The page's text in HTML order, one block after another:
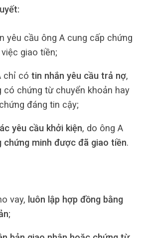
yêu cầu ông A cung cấp chứng
giao tiền;
chỉ có tin nhắn yêu cầu trả nợ,
có chứng từ chuyển khoản hay
đáng tin cậy;
yêu cầu khởi kiện, do ông A
chứng minh được đã giao tiền.
vay, luôn lập hợp đồng bằng
;